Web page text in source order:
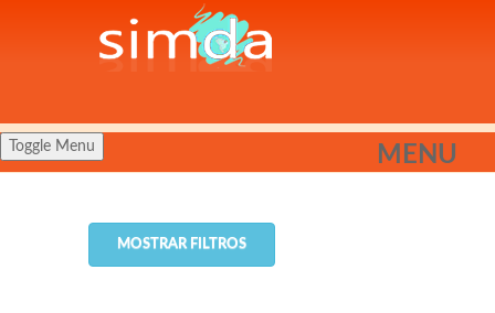
Toggle Menu MENU
MOSTRAR FILTROS